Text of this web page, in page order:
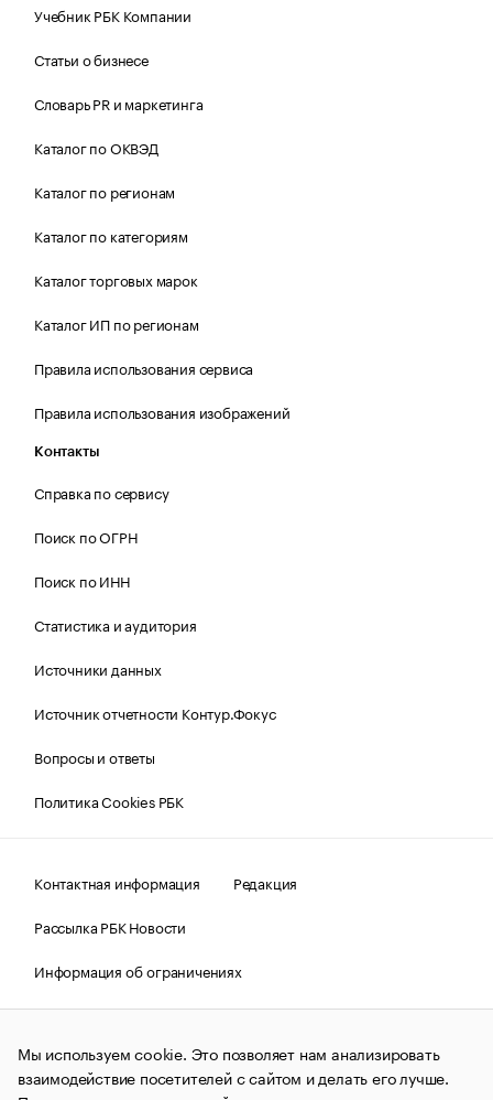
Учебник РБК Компании
Статьи о бизнесе
Словарь PR и маркетинга
Каталог по ОКВЭД
Каталог по регионам
Каталог по категориям
Каталог торговых марок
Каталог ИП по регионам
Правила использования сервиса
Правила использования изображений
Контакты
Справка по сервису
Поиск по ОГРН
Поиск по ИНН
Статистика и аудитория
Источники данных
Источник отчетности Контур.Фокус
Вопросы и ответы
Политика Cookies РБК
Контактная информация
Редакция
Рассылка РБК Новости
Информация об ограничениях
Правовая информация
О соблюдении авторских прав
© АО «РОСБИЗНЕСКОНСАЛТИНГ»,1995–2026.Сообщения
и материалы информационного агентства «РБК»
(зарегистрировано Федеральной службой по надзору в сфере
Мы используем cookie. Это позволяет нам анализировать
взаимодействие посетителей с сайтом и делать его лучше.